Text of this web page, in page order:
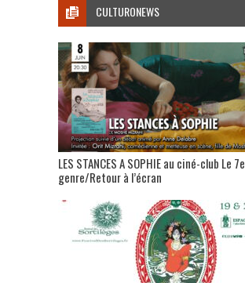
CULTURONEWS
LES STANCES A SOPHIE au ciné-club Le 7e
genre/Retour à l’écran